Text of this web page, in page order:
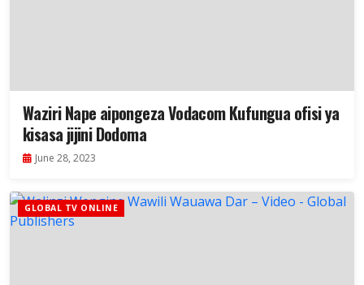
Waziri Nape aipongeza Vodacom Kufungua ofisi ya
kisasa jijini Dodoma
June 28, 2023
GLOBAL TV ONLINE